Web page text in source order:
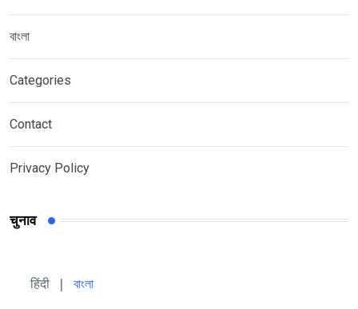
বাংলা
Categories
Contact
Privacy Policy
चुनाव
हिंदी বাংলা